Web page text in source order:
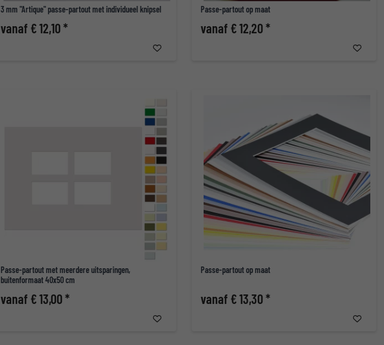
3 mm "Artique" passe-partout met individueel knipsel
vanaf € 12,10 *
Passe-partout op maat
vanaf € 12,20 *
Passe-partout met meerdere uitsparingen,
buitenformaat 40x50 cm
vanaf € 13,00 *
Passe-partout op maat
vanaf € 13,30 *